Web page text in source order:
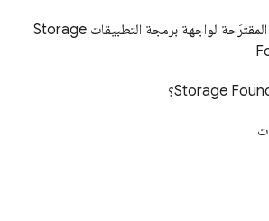
حالات الاستخدام المقترَحة لواجهة برمجة التطبيقات Storage